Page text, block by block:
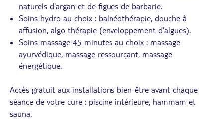
naturels d'argan et de figues de barbarie.
Soins hydro au choix : balnéothérapie, douche à
affusion, algo thérapie (enveloppement d’algues).
Soins massage 45 minutes au choix : massage
ayurvédique, massage ressourçant, massage
énergétique.
Accès gratuit aux installations bien-être avant chaque
séance de votre cure : piscine intérieure, hammam et
sauna.